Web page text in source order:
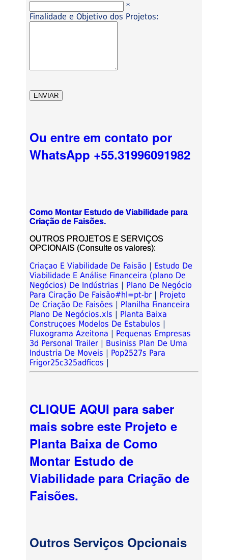
*
Finalidade e Objetivo dos Projetos:
Ou entre em contato por
WhatsApp +55.31996091982
Como Montar Estudo de Viabilidade para
Criação de Faisões.
OUTROS PROJETOS E SERVIÇOS
OPCIONAIS (Consulte os valores):
Criaçao E Viabilidade De Faisão
Estudo De
Viabilidade E Análise Financeira (plano De
Negócios) De Indústrias
Plano De Negócio
Para Ciração De Faisão#hl=pt-br
Projeto
De Criação De Faisões
Planilha Financeira
Plano De Negócios.xls
Planta Baixa
Construçoes Modelos De Estabulos
Fluxograma Azeitona
Pequenas Empresas
3d Personal Trailer
Businiss Plan De Uma
Industria De Moveis
Pop2527s Para
Frigor25c325adficos
CLIQUE AQUI para saber
mais sobre este Projeto e
Planta Baixa de Como
Montar Estudo de
Viabilidade para Criação de
Faisões.
Outros Serviços Opcionais